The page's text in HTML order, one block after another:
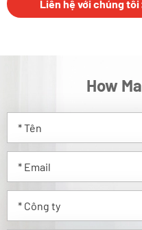
Liên hệ với chúng tôi
How